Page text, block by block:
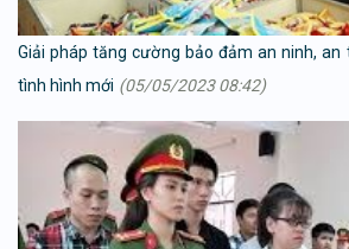
Giải pháp tăng cường bảo đảm an ninh,
tình hình mới (05/05/2023 08:42)